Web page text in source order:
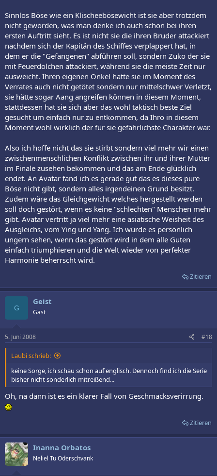
Sinnlos Böse wie ein Klischeebösewicht ist sie aber trotzdem
nicht geworden, was man denke ich auch schon bei ihren
ersten Auftritt sieht. Es ist nicht sie die ihren Bruder attackiert
nachdem sich der Kapitän des Schiffes verplappert hat, in
dem er die "Gefangenen" abführen soll, sondern Zuko der sie
mit Feuerdolchen attackiert, während sie die meiste Zeit nur
ausweicht. Ihren eigenen Onkel hatte sie im Moment des
Verrates auch nicht getötet sondern nur mittelschwer Verletzt,
sie hätte sogar Aang angreifen können in diesem Moment,
stattdessen hat sie sich aber das wohl taktisch beste Ziel
gesucht um einfach nur zu entkommen, da Ihro in diesem
Moment wohl wirklich der für sie gefährlichste Charakter war.
Also ich hoffe nicht das sie stirbt sondern viel mehr wir einen
zwischenmenschlichen Konflikt zwischen ihr und ihrer Mutter
im Finale zusehen bekommen und das am Ende glücklich
endet. An Avatar fand ich es gerade gut das es dieses pure
Böse nicht gibt, sondern alles irgendeinen Grund besitzt.
Zudem wäre das Gleichgewicht welches hergestellt werden
soll doch gestört, wenn es keine "schlechten" Menschen mehr
gibt. Avatar vertritt ja viel mehr eine asiatische Weisheit des
Ausgleichs, vom Ying und Yang. Ich würde es persönlich
ungern sehen, wenn das gestört wird in dem alle Guten
einfach triumphieren und die Welt wieder von perfekter
Harmonie beherrscht wird.
Zitieren
G
Geist
Gast
5. Juni 2008 #18
Laubi schrieb:
keine Sorge, ich schau schon auf englisch. Dennoch find ich die Serie
bisher nicht sonderlich mitreißend...
Oh, na dann ist es ein klarer Fall von Geschmacksverirrung.
Zitieren
Inanna Orbatos
Neliel Tu Oderschvank